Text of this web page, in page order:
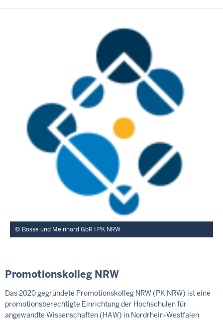
Bosse und Meinhard GbR I PK NRW
Promotionskolleg NRW
Das 2020 gegründete Promotionskolleg NRW (PK NRW) ist eine
promotionsberechtigte Einrichtung der Hochschulen für
angewandte Wissenschaften (HAW) in Nordrhein-Westfalen